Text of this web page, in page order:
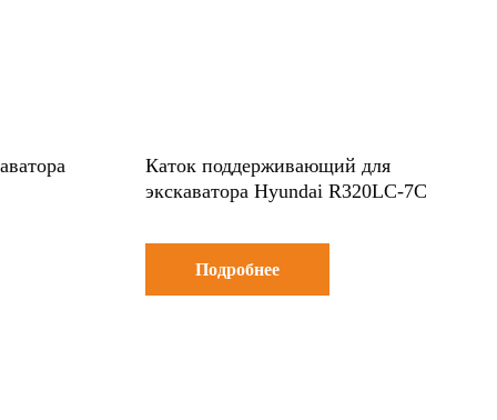
Каток поддерживающий для
экскаватора Hyundai R320LC-7C
Подробнее